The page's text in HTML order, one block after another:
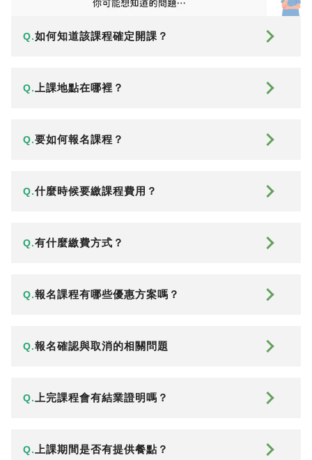
Q.如何知道該課程確定開課？
Q. 上課地點在哪裡？
Q.要如何報名課程？
Q.什麼時候要繳課程費用？
Q.有什麼繳費方式？
Q.報名課程有哪些優惠方案嗎？
Q.報名確認與取消的相關問題
Q. 上完課程會有結業證明嗎？
Q. 上課期間是否有提供餐點？